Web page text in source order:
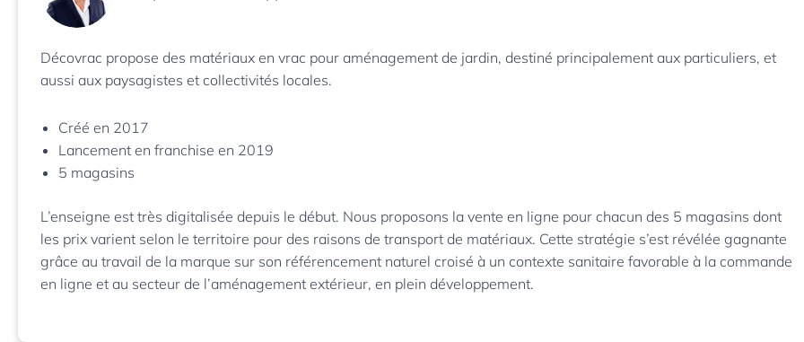
Décovrac propose des matériaux en vrac pour aménagement de jardin, destiné principalement aux particuliers, et
aussi aux paysagistes et collectivités locales.
Créé en 2017
Lancement en franchise en 2019
5 magasins
L’enseigne est très digitalisée depuis le début. Nous proposons la vente en ligne pour chacun des 5 magasins dont
les prix varient selon le territoire pour des raisons de transport de matériaux. Cette stratégie s’est révélée gagnante
grâce au travail de la marque sur son référencement naturel croisé à un contexte sanitaire favorable à la commande
en ligne et au secteur de l’aménagement extérieur, en plein développement.